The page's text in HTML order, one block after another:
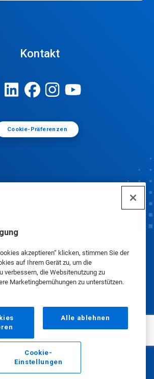
akzeptieren“ klicken, stimmen Sie der
auf Ihrem Gerät zu, um die
verbessern, die Websitenutzung zu
Marketingbemühungen zu unterstützen.
Alle ablehnen
Cookie-
Einstellungen
Kontakt
Cookie-Präferenzen
Mail Anrufen
© Ecolab Inc. 2025
|Datenschutzrichtlinie